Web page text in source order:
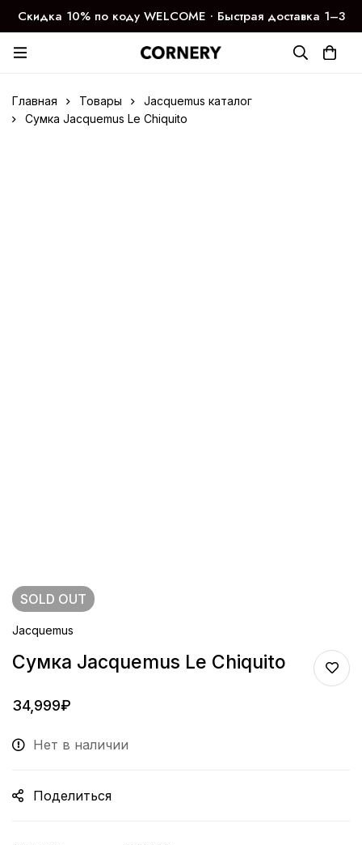
Скидка 10% по коду WELCOME ∙ Быстрая доставка 1–3
дня
Главная Товары
Jacquemus каталог
Сумка Jacquemus Le Chiquito
SOLD OUT
Jacquemus
Сумка Jacquemus Le Chiquito
34,999₽
Нет в наличии
Поделиться